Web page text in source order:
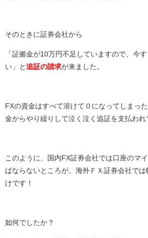
そのときに証券会社から
「証拠金が10万円不足していますので、今
い」と 追証の請求が来ました。
FXの資金はすべて溶けて０になってしまっ
金からやり繰りして泣く泣く追証を支払われ
このように、国内FX証券会社では口座のマ
ばならないところが、海外ＦＸ証券会社で
けです！
如何でしたか？